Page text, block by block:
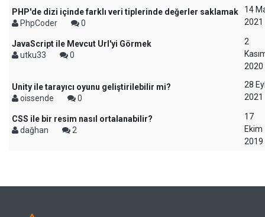
PHP'de dizi içinde farklı veri tiplerinde değerler saklamak
PhpCoder
0
14
2021
JavaScript ile Mevcut Url'yi Görmek
utku33
0
2
2020
Unity ile tarayıcı oyunu geliştirilebilir mi?
oissende
0
28
2021
CSS ile bir resim nasıl ortalanabilir?
dağhan
2
17
Ekim
2019